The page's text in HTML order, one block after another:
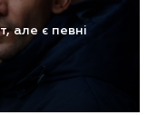
але є певні